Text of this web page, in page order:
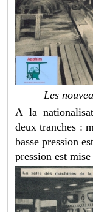
Les
A la
deux tranches :
basse pression
pression est